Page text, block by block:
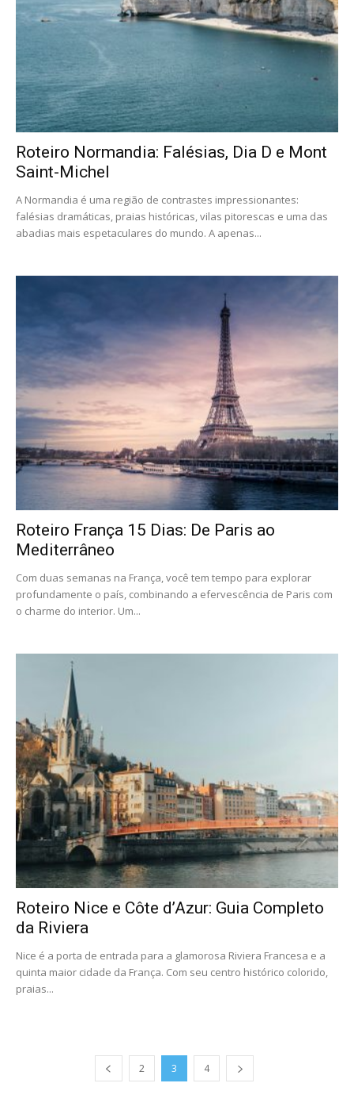
Roteiro Normandia: Falésias, Dia D e Mont
Saint-Michel
A Normandia é uma região de contrastes impressionantes:
falésias dramáticas, praias históricas, vilas pitorescas e uma das
abadias mais espetaculares do mundo. A apenas...
Roteiro França 15 Dias: De Paris ao
Mediterrâneo
Com duas semanas na França, você tem tempo para explorar
profundamente o país, combinando a efervescência de Paris com
o charme do interior. Um...
Roteiro Nice e Côte d’Azur: Guia Completo
da Riviera
Nice é a porta de entrada para a glamorosa Riviera Francesa e a
quinta maior cidade da França. Com seu centro histórico colorido,
praias...
2 3 4